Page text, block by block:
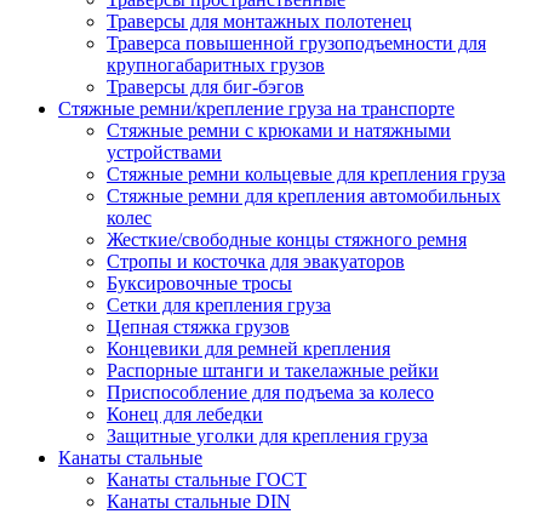
Траверсы для монтажных полотенец
Траверса повышенной грузоподъемности для
крупногабаритных грузов
Траверсы для биг-бэгов
Стяжные ремни/крепление груза на транспорте
Стяжные ремни с крюками и натяжными
устройствами
Стяжные ремни кольцевые для крепления груза
Стяжные ремни для крепления автомобильных
колес
Жесткие/свободные концы стяжного ремня
Стропы и косточка для эвакуаторов
Буксировочные тросы
Сетки для крепления груза
Цепная стяжка грузов
Концевики для ремней крепления
Распорные штанги и такелажные рейки
Приспособление для подъема за колесо
Конец для лебедки
Защитные уголки для крепления груза
Канаты стальные
Канаты стальные ГОСТ
Канаты стальные DIN